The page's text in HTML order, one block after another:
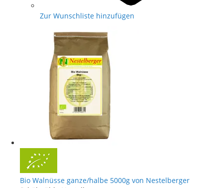
Zur Wunschliste hinzufügen
Bio Walnüsse ganze/halbe 5000g von Nestelberger